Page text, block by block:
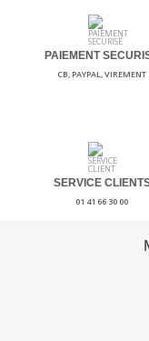
PAIEMENT
CB, PAYPAL, VIREMENT
SERVICE
01 41 66 30 00